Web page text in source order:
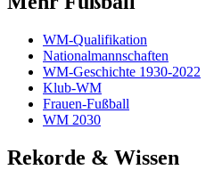
WM-Qualifikation
Nationalmannschaften
WM-Geschichte 1930-2022
Klub-WM
Frauen-Fußball
WM 2030
Rekorde & Wissen